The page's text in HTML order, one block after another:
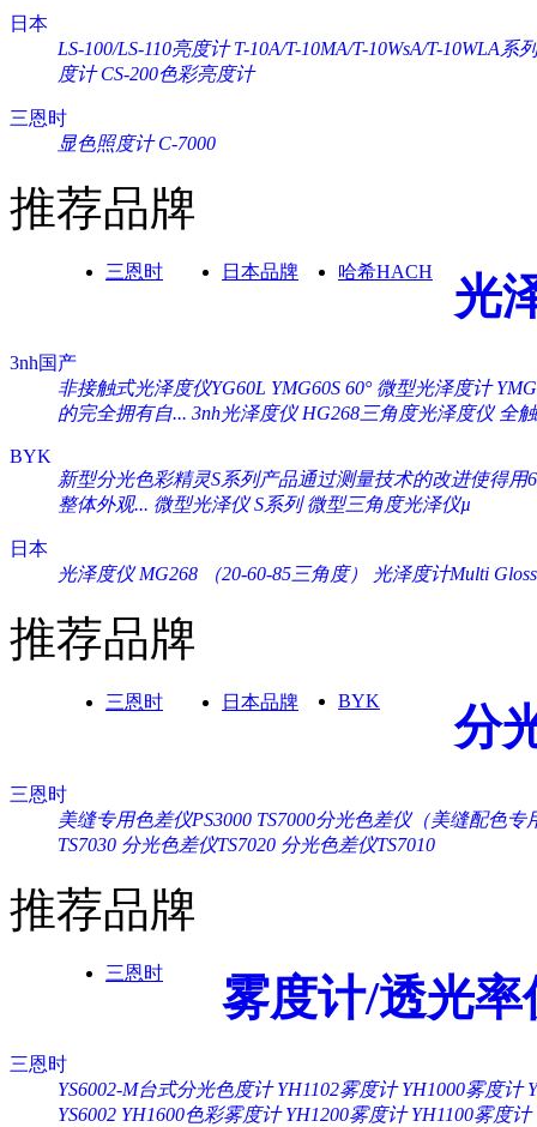
日本
LS-100/LS-110亮度计 T-10A/T-10MA/T-10WsA/T-10WLA系
度计 CS-200色彩亮度计
三恩时
显色照度计 C-7000
推荐品牌
三恩时 日本品牌 哈希HACH 光
3nh国产
非接触式光泽度仪YG60L YMG60S 60° 微型光泽度计
的完全拥有自... 3nh光泽度仪 HG268三角度光泽度仪 全
BYK
新型分光色彩精灵S系列产品通过测量技术的改进使得用
整体外观... 微型光泽仪 S系列 微型三角度光泽仪µ
日本
光泽度仪 MG268 （20-60-85三角度）
光泽度计Multi
推荐品牌
三恩时 日本品牌 BYK 分
三恩时
美缝专用色差仪PS3000 TS7000分光色差仪（美缝配色专
TS7030 分光色差仪TS7020 分光色差仪TS7010
推荐品牌
三恩时 雾度计/透光率
三恩时
YS6002-M台式分光色度计 YH1102雾度计 YH1000雾度计
YS6002 YH1600色彩雾度计 YH1200雾度计 YH1100雾度计